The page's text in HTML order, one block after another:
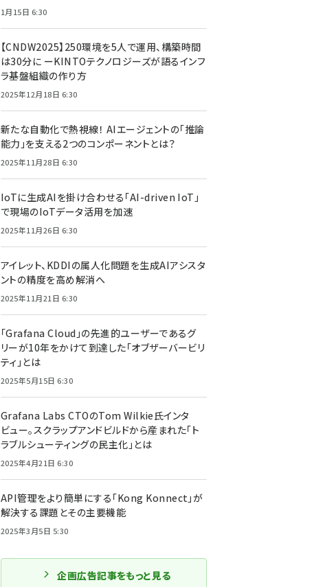
1月15日 6:30
【CNDW2025】250環境を5人で運用、構築時間
は30分に ーKINTOテクノロジーズが語るインフ
ラ基盤組織の作り方
2025年12月18日 6:30
新たな自動化で熱視線！ AIエージェントの「推論
能力」を支える2つのコンポーネントとは？
2025年11月28日 6:30
IoTに生成AIを掛け合わせる「AI-driven IoT」
で現場のIoTデータ活用を加速
2025年11月26日 6:30
アイレット、KDDIの属人化問題を生成AIアシスタ
ントの精度を高め解消へ
2025年11月21日 6:30
「Grafana Cloud」の先進的ユーザーであるグ
リーが10年をかけて到達した「オブザーバービリ
ティ」とは
2025年5月15日 6:30
Grafana Labs CTOのTom Wilkie氏インタ
ビュー。スクラップアンドビルドから産まれた「ト
ラブルシューティングの民主化」とは
2025年4月21日 6:30
API管理をより簡単にする「Kong Konnect」が
解決する課題とその主要機能
2025年3月5日 5:30
企画広告記事をもっと見る